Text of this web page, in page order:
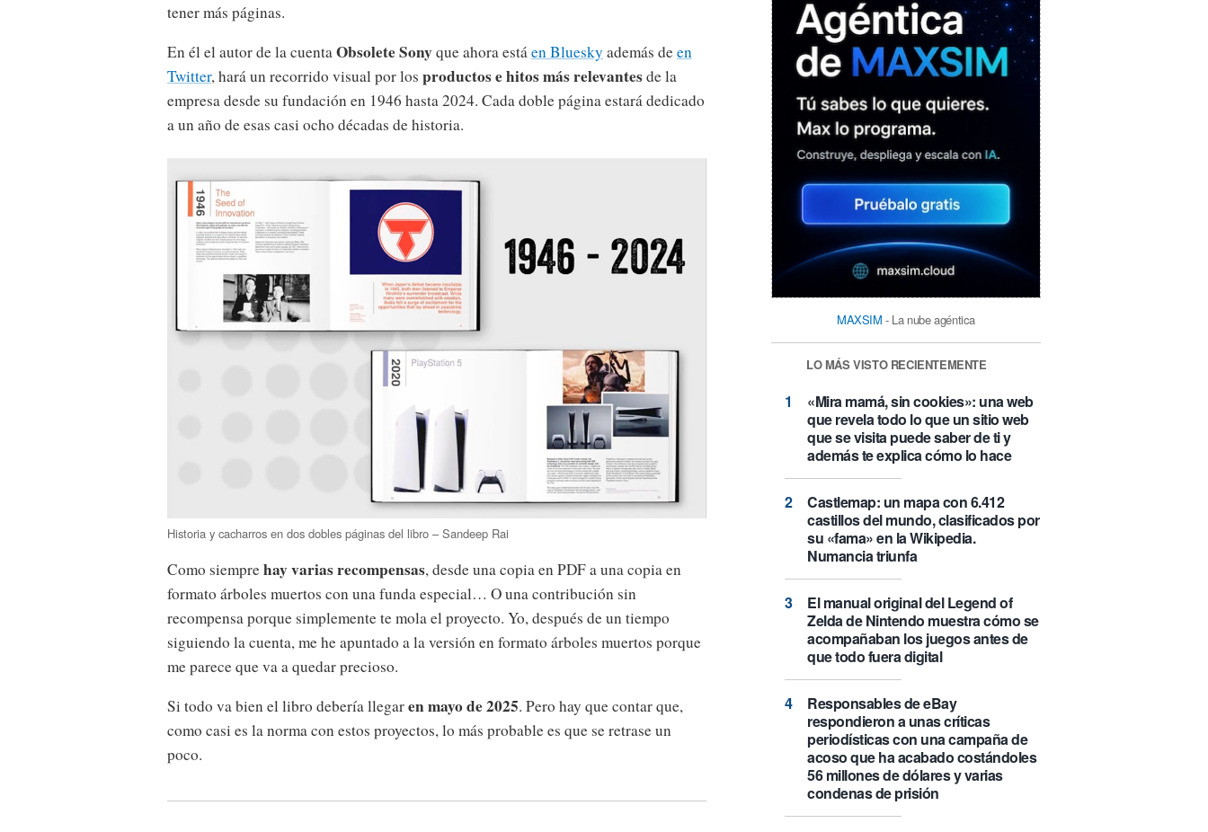
tener más páginas.
En él el autor de la cuentaObsolete Sonyque ahora estáen Bluesky además deen
Twitter, hará un recorrido visual por los productos e hitos más relevantesde la
empresa desde su fundación en 1946 hasta 2024. Cada doble página estará dedicado
a un año de esas casi ocho décadas de historia.
Historia y cacharros en dos dobles páginas del libro – Sandeep Rai
Como siemprehay varias recompensas, desde una copia en PDF a una copia en
formato árboles muertos con una funda especial… O una contribución sin
recompensa porque simplemente te mola el proyecto. Yo, después de un tiempo
siguiendo la cuenta, me he apuntado a la versión en formato árboles muertos porque
me parece que va a quedar precioso.
Si todo va bien el libro debería llegaren mayo de 2025. Pero hay que contar que,
como casi es la norma con estos proyectos, lo más probable es que se retrase un
poco.
MAXSIM - La nube agéntica
LO MÁS VISTO RECIENTEMENTE
«Mira mamá, sin cookies»: una web
que revela todo lo que un sitio web
que se visita puede saber de ti y
además te explica cómo lo hace
Castlemap: un mapa con 6.412
castillos del mundo, clasificados por
su «fama» en la Wikipedia.
Numancia triunfa
El manual original del Legend of
Zelda de Nintendo muestra cómo se
acompañaban los juegos antes de
que todo fuera digital
Responsables de eBay
respondieron a unas críticas
periodísticas con una campaña de
acoso que ha acabado costándoles
56 millones de dólares y varias
condenas de prisión